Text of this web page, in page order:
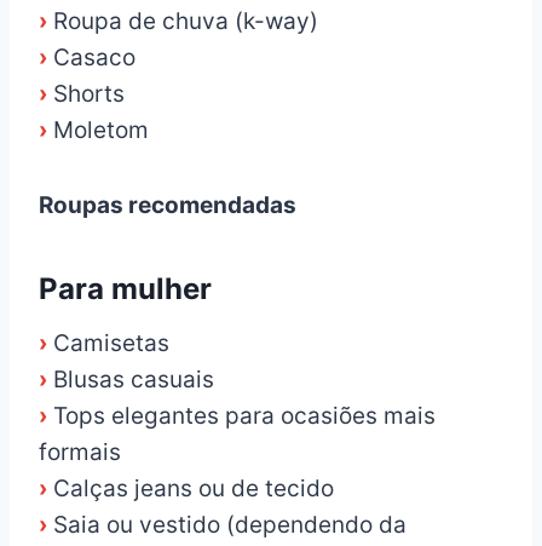
› Roupa de chuva (k-way)
› Casaco
› Shorts
› Moletom
Roupas recomendadas
Para mulher
› Camisetas
› Blusas casuais
› Tops elegantes para ocasiões mais
formais
› Calças jeans ou de tecido
› Saia ou vestido (dependendo da